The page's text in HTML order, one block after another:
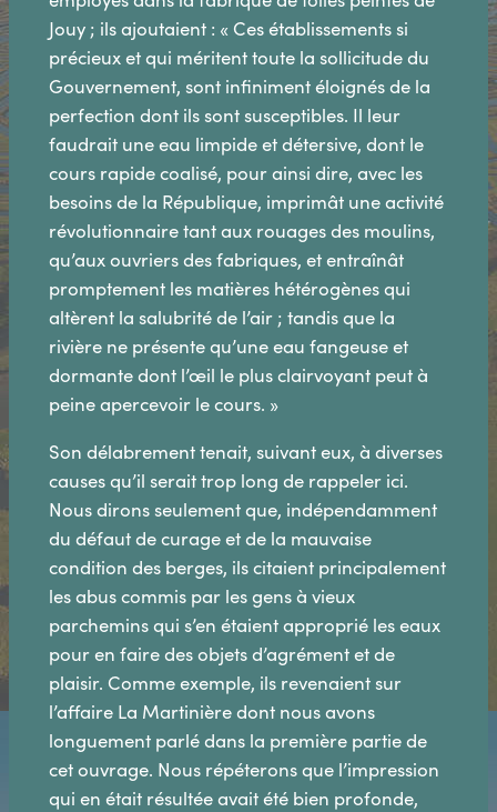
Jouy ; ils ajoutaient : « Ces établissements si
précieux et qui méritent toute la sollicitude du
Gouvernement, sont infiniment éloignés de la
perfection dont ils sont susceptibles. Il leur
faudrait une eau limpide et détersive, dont le
cours rapide coalisé, pour ainsi dire, avec les
besoins de la République, imprimât une activité
révolutionnaire tant aux rouages des moulins,
qu’aux ouvriers des fabriques, et entraînât
promptement les matières hétérogènes qui
altèrent la salubrité de l’air ; tandis que la
rivière ne présente qu’une eau fangeuse et
dormante dont l’œil le plus clairvoyant peut à
peine apercevoir le cours. »
Son délabrement tenait, suivant eux, à diverses
causes qu’il serait trop long de rappeler ici.
Nous dirons seulement que, indépendamment
du défaut de curage et de la mauvaise
condition des berges, ils citaient principalement
les abus commis par les gens à vieux
parchemins qui s’en étaient approprié les eaux
pour en faire des objets d’agrément et de
plaisir. Comme exemple, ils revenaient sur
l’affaire La Martinière dont nous avons
longuement parlé dans la première partie de
cet ouvrage. Nous répéterons que l’impression
qui en était résultée avait été bien profonde,